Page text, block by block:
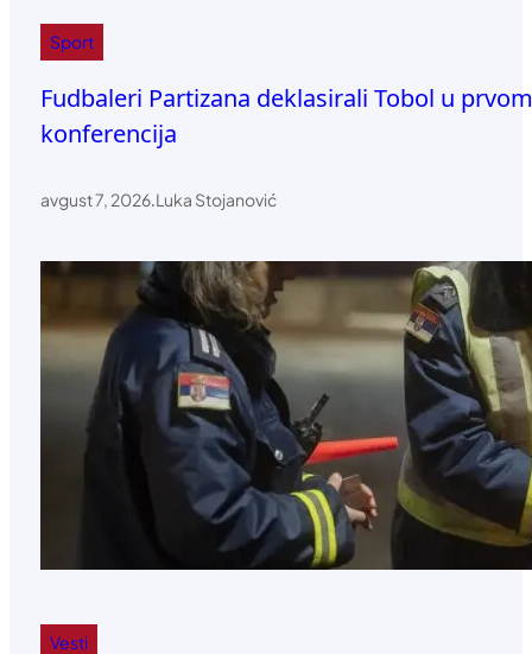
Sport
Fudbaleri Partizana deklasirali Tobol u
konferencija
avgust 7, 2026.Luka Stojanović
Vesti